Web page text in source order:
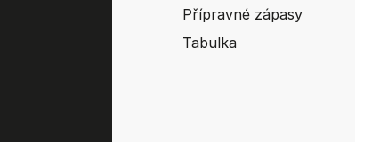
Přípravné zápasy
Tabulka